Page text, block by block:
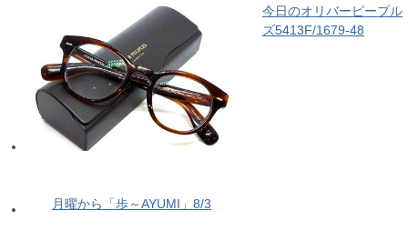
今日のオリバーピープル
ズ5413F/1679-48
月曜から「歩～AYUMI」8/3